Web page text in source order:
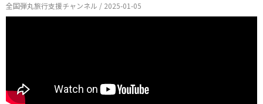
全国弾丸旅行支援チャンネル / 2025-01-05